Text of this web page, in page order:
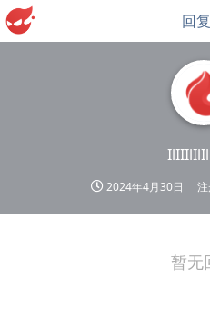
2024年4月30日
回复
暂无